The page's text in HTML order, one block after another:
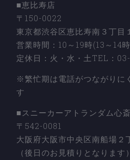
■恵比寿店
〒150-0022
東京都渋谷区恵比寿南３丁目
営業時間：10～19時(13～14
定休日：火・水・土TEL：
※繁忙期は電話がつながりに
す
■スニーカーアトランダム心
〒542-0081
大阪府大阪市中央区南船場２
（後日のお見積りとなります）